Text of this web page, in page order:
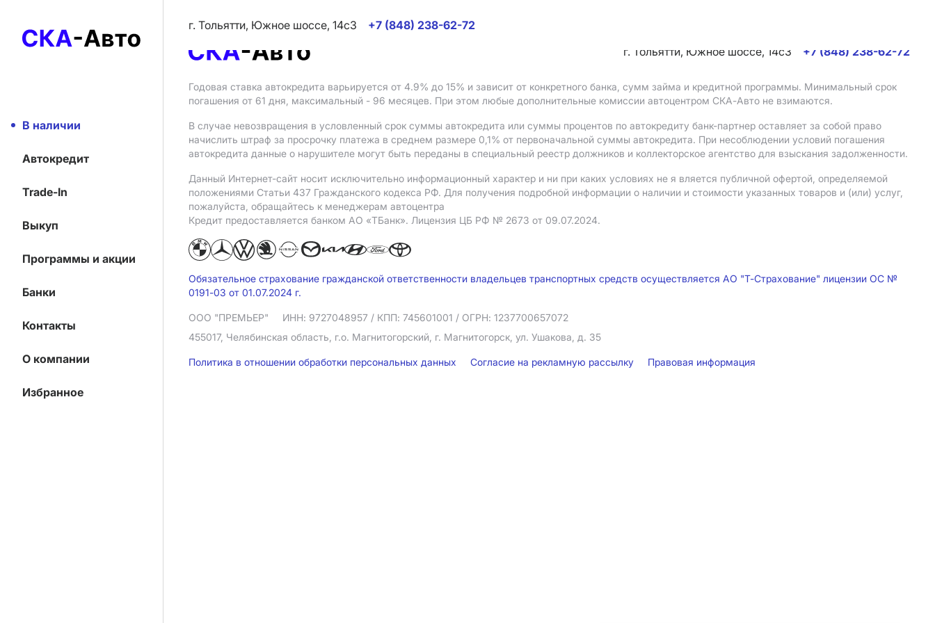
В наличии
Автокредит
Trade-In
Выкуп
Программы и акции
Банки
Контакты
О компании
Избранное
г. Тольятти, Южное шоссе, 14с3
+7 (848) 238-62-72
г. Тольятти, Южное шоссе, 14с3
+7 (848) 238-62-72
Годовая ставка автокредита варьируется от 4.9% до 15% и зависит от конкретного банка, сумм займа и кредитной программы. Минимальный срок
погашения от 61 дня, максимальный - 96 месяцев. При этом любые дополнительные комиссии автоцентром СКА-Авто не взимаются.
В случае невозвращения в условленный срок суммы автокредита или суммы процентов по автокредиту банк-партнер оставляет за собой право
начислить штраф за просрочку платежа в среднем размере 0,1% от первоначальной суммы автокредита. При несоблюдении условий погашения
автокредита данные о нарушителе могут быть переданы в специальный реестр должников и коллекторское агентство для взыскания задолженности.
Данный Интернет-сайт носит исключительно информационный характер и ни при каких условиях не я вляется публичной офертой, определяемой
положениями Статьи 437 Гражданского кодекса РФ. Для получения подробной информации о наличии и стоимости указанных товаров и (или) услуг,
пожалуйста, обращайтесь к менеджерам автоцентра
Кредит предоставляется банком АO «ТБанк». Лицензия ЦБ РФ № 2673 от 09.07.2024.
Обязательное страхование гражданской ответственности владельцев транспортных средств осуществляется АО "Т-Страхование" лицензии ОС №
0191-03 от 01.07.2024 г.
ООО "ПРЕМЬЕР" ИНН: 9727048957 / КПП: 745601001 / ОГРН: 1237700657072
455017, Челябинская область, г.о. Магнитогорский, г. Магнитогорск, ул. Ушакова, д. 35
Политика в отношении обработки персональных данных Согласие на рекламную рассылку Правовая информация